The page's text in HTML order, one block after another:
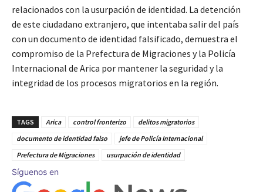
relacionados con la usurpación de identidad. La detención
de este ciudadano extranjero, que intentaba salir del país
con un documento de identidad falsificado, demuestra el
compromiso de la Prefectura de Migraciones y la Policía
Internacional de Arica por mantener la seguridad y la
integridad de los procesos migratorios en la región.
TAGS Arica control fronterizo
delitos migratorios
documento de identidad falso
jefe de Policía Internacional
Prefectura de Migraciones
usurpación de identidad
Síguenos en